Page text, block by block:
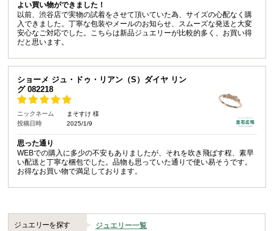
よい買い物ができました！
以前、渋谷店で実物の試着をさせて頂いていた為、サイズの心配なく購
入できました。丁寧な包装やメールのお知らせ、スムーズな発送と大変
安心なご対応でした。こちらは新品ジュエリーが比較的多く、お買い得
だと思います。
ショーメ ジュ・ドゥ・リアン（S）ダイヤ リン
グ 082218
ニックネーム
まそすけ 様
投稿日時
2025/1/9
思った通り
WEBでの購入に多少の不安もありましたが、それを吹き飛ばす程、素早
い配送と丁寧な梱包でした。品物も思っていた通りで使い易そうです。
お得なお買い物で満足しております。
ジュエリーを探す ジュエリー一覧